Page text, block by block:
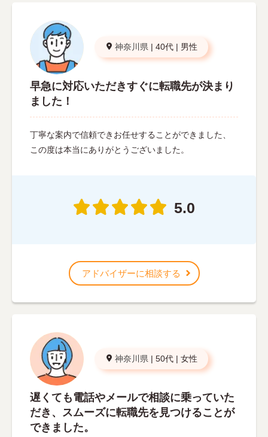
神奈川県 | 40代 | 男性
早急に対応いただきすぐに転職先が決まり
ました！
丁寧な案内で信頼できお任せすることができました、
この度は本当にありがとうございました。
5.0
アドバイザーに相談する
神奈川県 | 50代 | 女性
遅くても電話やメールで相談に乗っていた
だき、スムーズに転職先を見つけることが
できました。